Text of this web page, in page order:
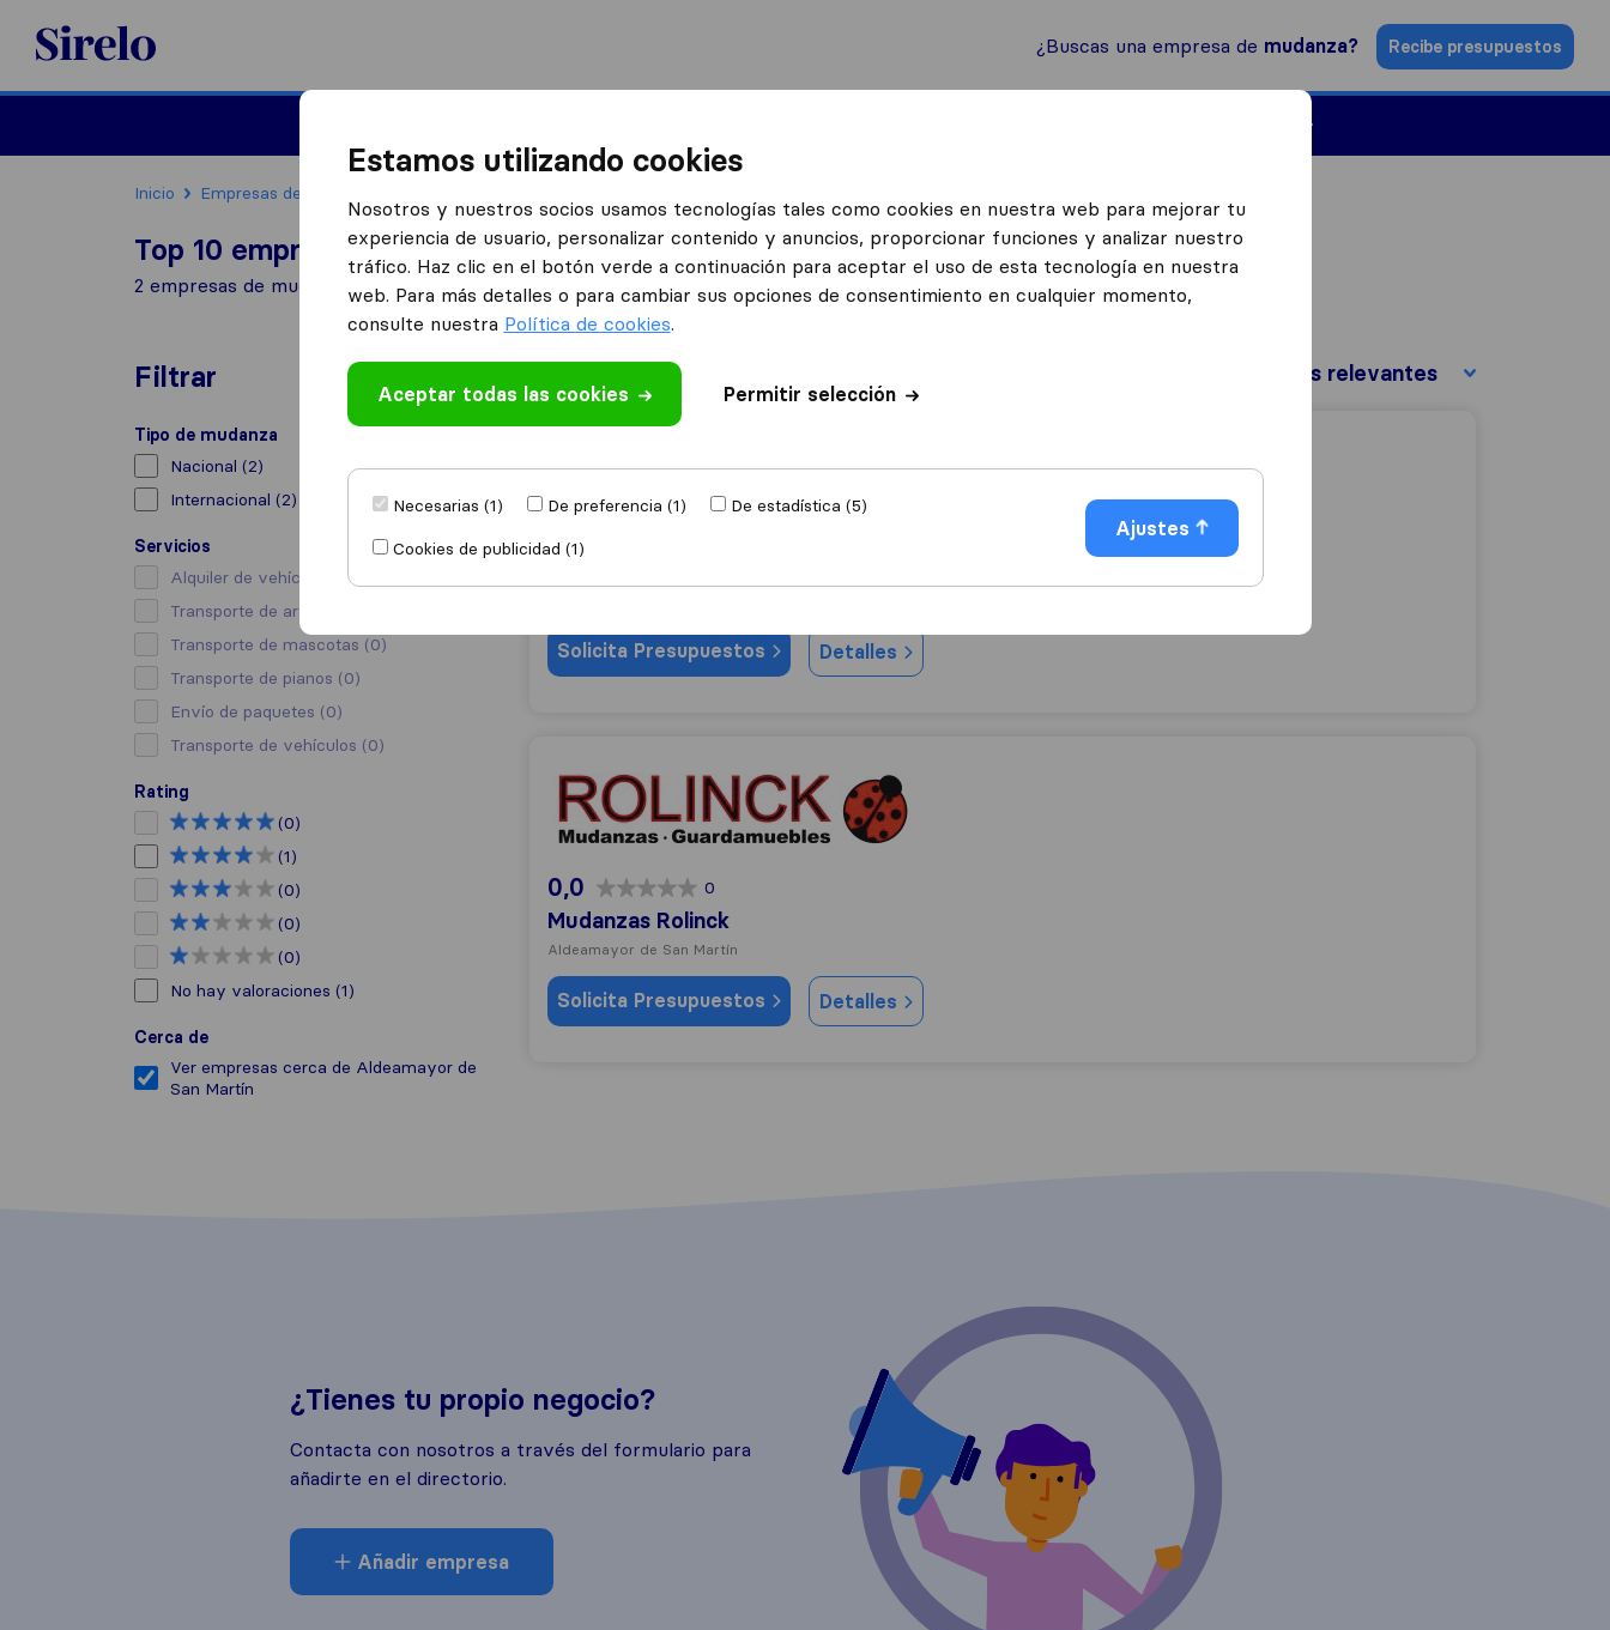
Sirelo.es
¿Buscas una empresa de mudanza? Recibe presupuestos
Inicio Empresas de mudanzas
Top 10 empresas de mudanzas en Aldeamayor de San Martín
2 empresas de mudanzas encontradas en Aldeamayor de San Martín
Filtrar
Tipo de mudanza
Nacional (2)
Internacional (2)
Servicios
Alquiler de vehículo con conductor
Transporte de arte
Transporte de mascotas (0)
Transporte de pianos (0)
Envío de paquetes (0)
Transporte de vehículos (0)
Rating
(0)
(1)
(0)
(0)
(0)
No hay valoraciones (1)
Cerca de
Ver empresas cerca de Aldeamayor de
San Martín
7,8
Solicita Presupuestos Detalles
Mudanzas Rolinck
0,0 0
Mudanzas Rolinck
Aldeamayor de San Martín
Solicita Presupuestos Detalles
¿Tienes tu propio negocio?
Contacta con nosotros a través del formulario para
añadirte en el directorio.
Añadir empresa
Estamos utilizando cookies
Nosotros y nuestros socios usamos tecnologías tales como cookies en nuestra web para mejorar tu
experiencia de usuario, personalizar contenido y anuncios, proporcionar funciones y analizar nuestro
tráfico. Haz clic en el botón verde a continuación para aceptar el uso de esta tecnología en nuestra
web. Para más detalles o para cambiar sus opciones de consentimiento en cualquier momento,
consulte nuestra Política de cookies.
Aceptar todas las cookies Permitir selección
Necesarias (1) De preferencia (1)
De estadística (5)
Cookies de publicidad (1)
Ajustes